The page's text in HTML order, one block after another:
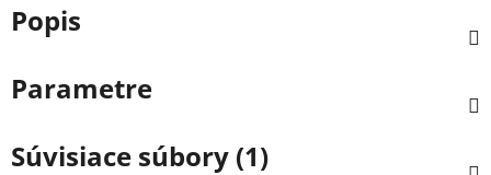
Popis
Parametre
Súvisiace súbory (1)